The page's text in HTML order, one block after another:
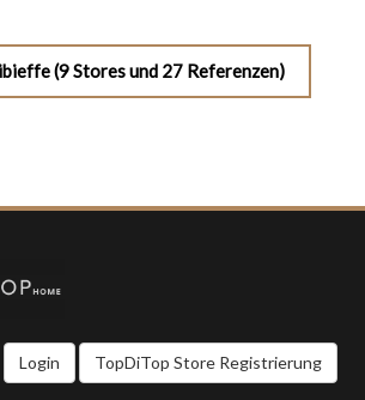
(9 Stores und 27 Referenzen)
Login TopDiTop Store Registrierung